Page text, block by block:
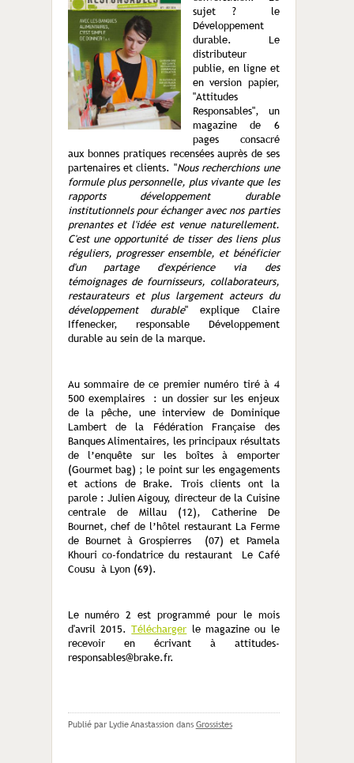
sujet ? le
Développement
durable. Le
distributeur
publie, en ligne et
en version papier,
"Attitudes
Responsables", un
magazine de 6
pages consacré
aux bonnes pratiques recensées auprès de ses
partenaires et clients. "Nous recherchions une
formule plus personnelle, plus vivante que les
rapports développement durable
institutionnels pour échanger avec nos parties
prenantes et l'idée est venue naturellement.
C'est une opportunité de tisser des liens plus
réguliers, progresser ensemble, et bénéficier
d'un partage d'expérience via des
témoignages de fournisseurs, collaborateurs,
restaurateurs et plus largement acteurs du
développement durable" explique Claire
Iffenecker, responsable Développement
durable au sein de la marque.
Au sommaire de ce premier numéro tiré à 4
500 exemplaires : un dossier sur les enjeux
de la pêche, une interview de Dominique
Lambert de la Fédération Française des
Banques Alimentaires, les principaux résultats
de l’enquête sur les boîtes à emporter
(Gourmet bag) ; le point sur les engagements
et actions de Brake. Trois clients ont la
parole : Julien Aigouy, directeur de la Cuisine
centrale de Millau (12), Catherine De
Bournet, chef de l’hôtel restaurant La Ferme
de Bournet à Grospierres (07) et Pamela
Khouri co-fondatrice du restaurant Le Café
Cousu à Lyon (69).
Le numéro 2 est programmé pour le mois
d'avril 2015.Télécharger le magazine ou le
recevoir en écrivant à attitudes-
responsables@brake.fr.
Publié par Lydie Anastassion dans Grossistes